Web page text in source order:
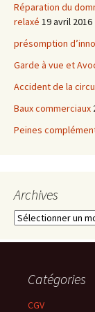
Réparation du
relaxé 19 avril 2016
présomption
Garde à vue et
Accident de la
Baux commerciaux
Peines
Archives
Archives
Catégories
CGV